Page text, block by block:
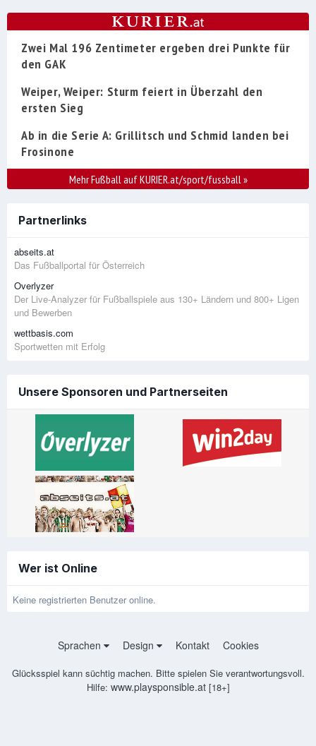
Zwei Mal 196 Zentimeter ergeben drei Punkte für
den GAK
Weiper, Weiper: Sturm feiert in Überzahl den
ersten Sieg
Ab in die Serie A: Grillitsch und Schmid landen bei
Frosinone
Mehr Fußball auf KURIER.at/sport/fussball»
Partnerlinks
abseits.at
Das Fußballportal für Österreich
Overlyzer
Der Live-Analyzer für Fußballspiele aus 130+ Ländern und 800+ Ligen
und Bewerben
wettbasis.com
Sportwetten mit Erfolg
Unsere Sponsoren und Partnerseiten
Wer ist Online
Keine registrierten Benutzer online.
Sprachen Design Kontakt Cookies
Glücksspiel kann süchtig machen. Bitte spielen Sie verantwortungsvoll.
Hilfe: www.playsponsible.at[18+]